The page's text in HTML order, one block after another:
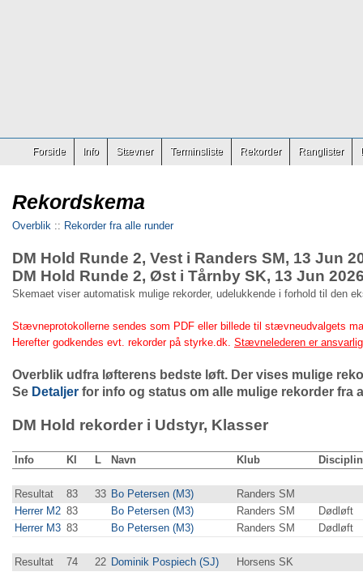
Forside Info Stævner Terminsliste Rekorder Ranglister
Rekordskema
Overblik :: Rekorder fra alle runder
DM Hold Runde 2, Vest i Randers SM, 13 Jun
DM Hold Runde 2, Øst i Tårnby SK, 13 Jun
Skemaet viser automatisk mulige rekorder, udelukkende i forhold til den
Stævneprotokollerne sendes som PDF eller billede til stævneudvalgets
Herefter godkendes evt. rekorder på styrke.dk. Stævnelederen er
Overblik udfra løfterens bedste løft. Der vises mulige
Se Detaljer for info og status om alle mulige rekorder fra
DM Hold rekorder i Udstyr, Klasser
Info Kl L Navn Klub Disciplin
Resultat 83 33 Bo Petersen (M3)
Randers SM
Herrer M2 83 Bo Petersen (M3) Randers SM
Dødløft
Herrer M3 83 Bo Petersen (M3) Randers SM Dødløft
Resultat 74 22 Dominik Pospiech (SJ)
Horsens SK